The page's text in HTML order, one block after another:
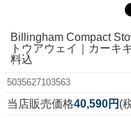
Billingham Compact
トウアウェイ｜カーキ
料込
5035627103563
当店販売価格40,590円 (